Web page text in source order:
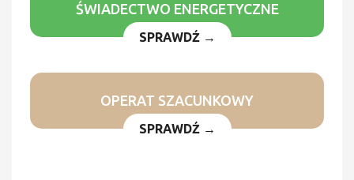
ŚWIADECTWO ENERGETYCZNE
SPRAWDŹ →
OPERAT SZACUNKOWY
SPRAWDŹ →